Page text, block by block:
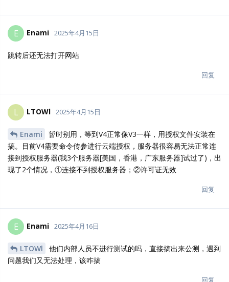
E Enami 2025年4月15日
跳转后还无法打开网站
回复
L LTOWl 2025年4月15日
Enami
暂时别用，等到V4正常像V3一样，用授权文件安装在
搞。目前V4需要命令传参进行云端授权，服务器很容易无法正常连
接到授权服务器(我3个服务器[美国，香港，广东服务器]试过了)，出
现了2个情况，①连接不到授权服务器；②许可证无效
回复
E Enami 2025年4月16日
LTOWl
他们内部人员不进行测试的吗，直接搞出来公测，遇到
问题我们又无法处理，该咋搞
回复